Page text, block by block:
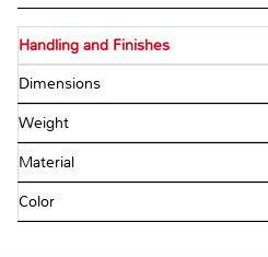
Handling and Finishes
Dimensions
Weight
Material
Color